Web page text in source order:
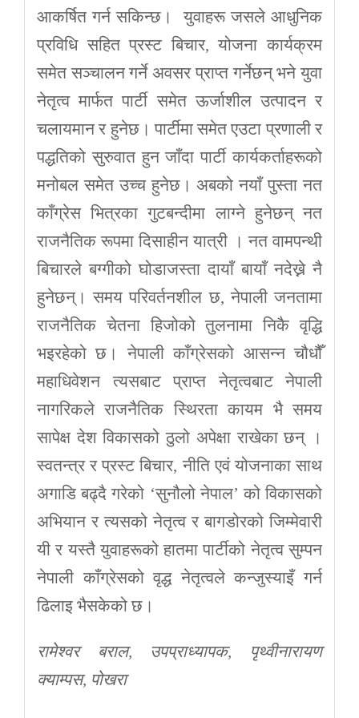
आकर्षित गर्न सकिन्छ। युवाहरू जसले आधुनिक
प्रविधि सहित प्रस्ट बिचार, योजना कार्यक्रम
समेत सञ्चालन गर्ने अवसर प्राप्त गर्नेछन् भने युवा
नेतृत्व मार्फत पार्टी समेत ऊर्जाशील उत्पादन र
चलायमान र हुनेछ। पार्टीमा समेत एउटा प्रणाली र
पद्धतिको सुरुवात हुन जाँदा पार्टी कार्यकर्ताहरूको
मनोबल समेत उच्च हुनेछ। अबको नयाँ पुस्ता नत
काँग्रेस भित्रका गुटबन्दीमा लाग्ने हुनेछन् नत
राजनैतिक रूपमा दिसाहीन यात्री । नत वामपन्थी
बिचारले बग्गीको घोडाजस्ता दायाँ बायाँ नदेख्ने नै
हुनेछन्। समय परिवर्तनशील छ, नेपाली जनतामा
राजनैतिक चेतना हिजोको तुलनामा निकै वृद्धि
भइरहेको छ। नेपाली काँग्रेसको आसन्न चौधौँ
महाधिवेशन त्यसबाट प्राप्त नेतृत्वबाट नेपाली
नागरिकले राजनैतिक स्थिरता कायम भै समय
सापेक्ष देश विकासको ठुलो अपेक्षा राखेका छन् ।
स्वतन्त्र र प्रस्ट बिचार, नीति एवं योजनाका साथ
अगाडि बढ्दै गरेको ‘सुनौलो नेपाल’ को विकासको
अभियान र त्यसको नेतृत्व र बागडोरको जिम्मेवारी
यी र यस्तै युवाहरूको हातमा पार्टीको नेतृत्व सुम्पन
नेपाली काँग्रेसको वृद्ध नेतृत्वले कन्जुस्याइँ गर्न
ढिलाइ भैसकेको छ।
रामेश्वर बराल, उपप्राध्यापक, पृथ्वीनारायण
क्याम्पस, पोखरा